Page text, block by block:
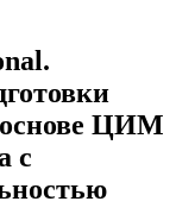
основе ЦИМ
с